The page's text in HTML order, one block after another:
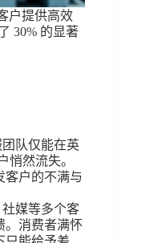
户提供高效
30% 的显著
队仅能在英
悄然流失。
客户的不满与
媒等多个客
。消费者满怀